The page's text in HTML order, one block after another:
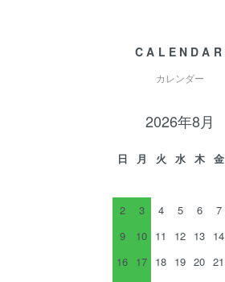
CALENDAR
カレンダー
2026年8月
日 月 火 水 木 金
2
3 4 5 6 7
9
10 11 12 13 14
16 17 18 19 20 21